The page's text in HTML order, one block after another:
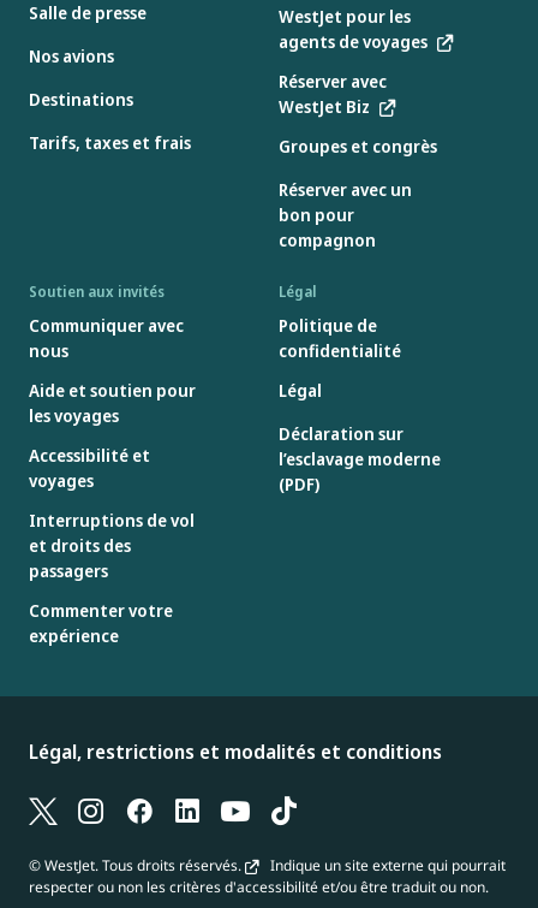
Salle de presse
Nos avions
Destinations
Tarifs, taxes et frais
WestJet pour les
agents de voyages
Réserver avec
WestJet Biz
Groupes et congrès
Réserver avec un
bon pour
compagnon
Soutien aux invités
Communiquer avec
nous
Aide et soutien pour
les voyages
Accessibilité et
voyages
Interruptions de vol
et droits des
passagers
Commenter votre
expérience
Légal
Politique de
confidentialité
Légal
Déclaration sur
l’esclavage moderne
(PDF)
Légal, restrictions et modalités et conditions
© WestJet. Tous droits réservés.
Indique un site externe qui pourrait
respecter ou non les critères d'accessibilité et/ou être traduit ou non.